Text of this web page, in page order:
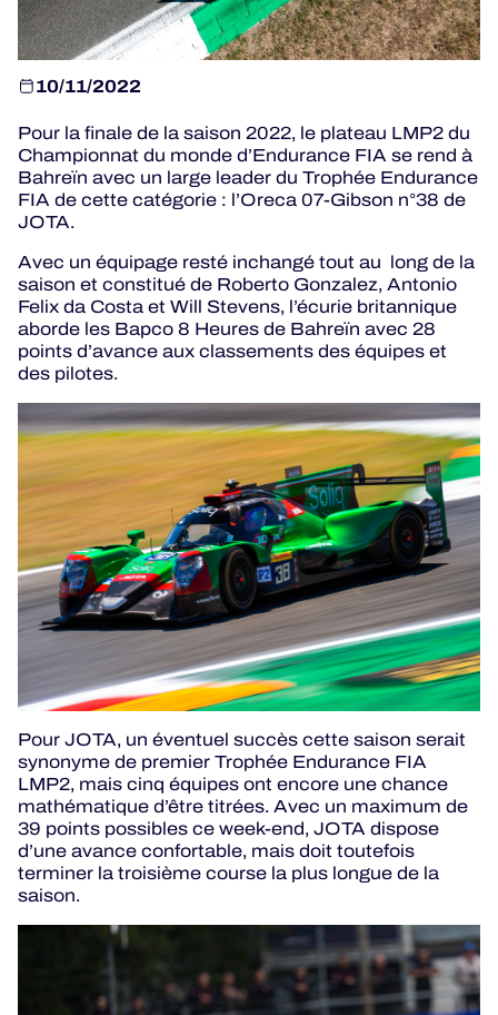
24H LEMANS
ELMS
ALMS
10/11/2022
Pour la finale de la saison 2022, le plateau LMP2 du
Championnat du monde d’Endurance FIA se rend à
Bahreïn avec un large leader du Trophée Endurance
FIA de cette catégorie : l’Oreca 07-Gibson n°38 de
JOTA.
Avec un équipage resté inchangé tout au long de la
saison et constitué de Roberto Gonzalez, Antonio
Felix da Costa et Will Stevens, l’écurie britannique
aborde les Bapco 8 Heures de Bahreïn avec 28
points d’avance aux classements des équipes et
des pilotes.
Pour JOTA, un éventuel succès cette saison serait
synonyme de premier Trophée Endurance FIA
LMP2, mais cinq équipes ont encore une chance
mathématique d’être titrées. Avec un maximum de
39 points possibles ce week-end, JOTA dispose
d’une avance confortable, mais doit toutefois
terminer la troisième course la plus longue de la
saison.